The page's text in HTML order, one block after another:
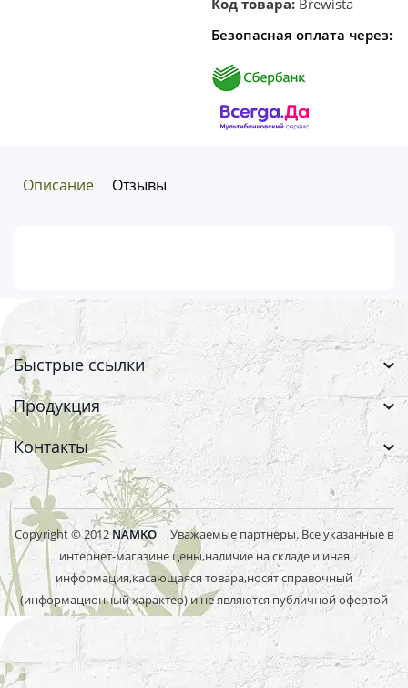
Безопасная оплата через:
Описание Отзывы
Быстрые ссылки
Продукция
Контакты
Copyright © 2012 NAMKO Уважаемые партнеры. Все указанные в
интернет-магазине цены,наличие на складе и иная
информация,касающаяся товара,носят справочный
(информационный характер) и не являются публичной офертой